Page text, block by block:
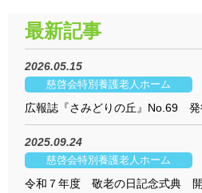
最新記事
2026.05.15
慈啓会特別養護老人ホーム
広報誌『さみどりの丘』No.69 発
2025.09.24
慈啓会特別養護老人ホーム
令和７年度 敬老の日記念式典 開